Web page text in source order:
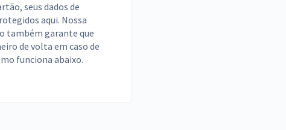
seus dados de
aqui. Nossa
também garante que
de volta em caso de
funciona abaixo.